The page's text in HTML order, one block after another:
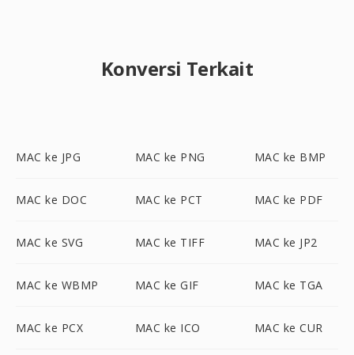
Konversi Terkait
MAC ke JPG MAC ke PNG MAC ke BMP
MAC ke DOC MAC ke PCT MAC ke PDF
MAC ke SVG MAC ke TIFF MAC ke JP2
MAC ke WBMP MAC ke GIF MAC ke TGA
MAC ke PCX MAC ke ICO MAC ke CUR